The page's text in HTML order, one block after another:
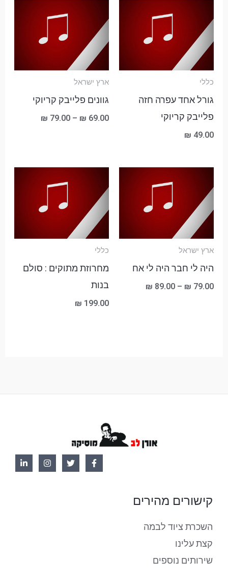
כללי
גורל אחד עפרה חזה
פלייבק קריוקי
₪ 49.00
ארץ ישראל
גוונים פלייבק קריוקי
₪ 69.00
–
₪ 79.00
עד
ארץ ישראל
היה לי חבר היה לי אח
₪ 79.00
–
₪ 89.00
עד
⁦₪ 89.00⁩
כללי
מחרוזת מתוקים : סולם
בנות
₪ 199.00
קישורים מהירים
השכרת ציוד לבמה
קצת עלינו
שירותים נוספים